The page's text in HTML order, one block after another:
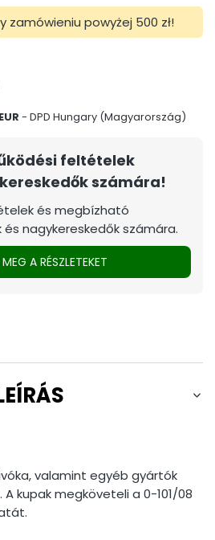
zamówieniu powyżej 500 zł!
- DPD Hungary (Magyarország)
feltételek
számára!
és megbízható
nagykereskedők számára.
A RÉSZLETEKET
valamint egyéb gyártók
kupak megköveteli a 0-101/08